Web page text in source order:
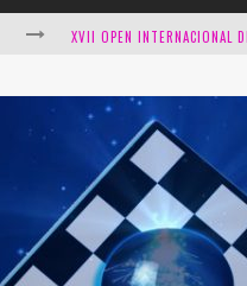
FESTIVAL DE AJEDREZ DE